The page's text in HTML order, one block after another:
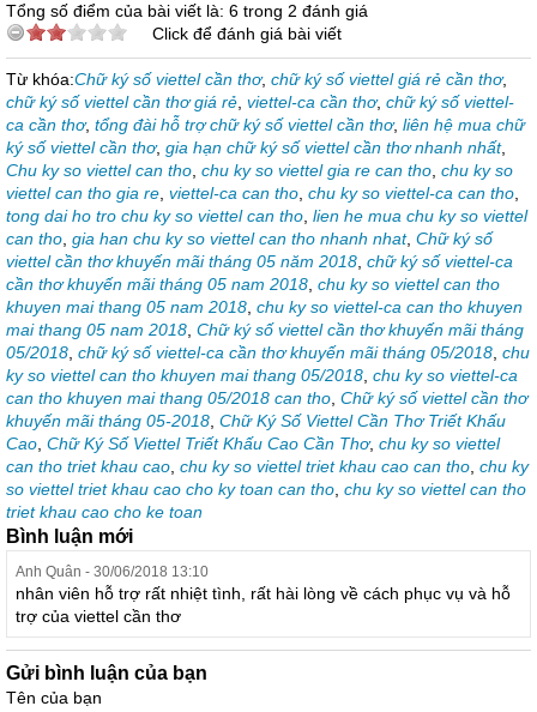
Tổng số điểm của bài viết là: 6 trong 2 đánh giá
Click để đánh giá bài viết
Từ khóa:Chữ ký số viettel cần thơ, chữ ký số viettel giá rẻ cần thơ,
chữ ký số viettel cần thơ giá rẻ viettel-ca cần thơ, chữ ký số viettel-
ca cần thơ, tổng đài hỗ trợ chữ ký số viettel cần thơ, liên hệ mua chữ
ký số viettel cần thơ, gia hạn chữ ký số viettel cần thơ nhanh nhất,
Chu ky so viettel can tho chu ky so viettel gia re can tho chu ky so
viettel can tho gia re viettel-ca can tho chu ky so viettel-ca can tho
tong dai ho tro chu ky so viettel can tho lien he mua chu ky so viettel
can tho gia han chu ky so viettel can tho nhanh nhat, Chữ ký số
viettel cần thơ khuyến mãi tháng 05 năm 2018 chữ ký số viettel-ca
cần thơ khuyến mãi tháng 05 nam 2018 chu ky so viettel can tho
khuyen mai thang 05 nam 2018 chu ky so viettel-ca can tho khuyen
mai thang 05 nam 2018 Chữ ký số viettel cần thơ khuyến mãi tháng
05/2018 chữ ký số viettel-ca cần thơ khuyến mãi tháng 05/2018 chu
ky so viettel can tho khuyen mai thang 05/2018 chu ky so viettel-ca
can tho khuyen mai thang 05/2018 can tho Chữ ký số viettel cần thơ
khuyến mãi tháng 05-2018 Chữ Ký Số Viettel Cần Thơ Triết Khấu
Cao Chữ Ký Số Viettel Triết Khấu Cao Cần Thơ, chu ky so viettel
can tho triet khau cao chu ky so viettel triet khau cao can tho chu ky
so viettel triet khau cao cho ky toan can tho chu ky so viettel can tho
triet khau cao cho ke toan
Bình luận mới
Anh Quân - 30/06/2018 13:10
nhân viên hỗ trợ rất nhiệt tình, rất hài lòng về cách phục vụ và hỗ
trợ của viettel cần thơ
Gửi bình luận của bạn
Tên của bạn